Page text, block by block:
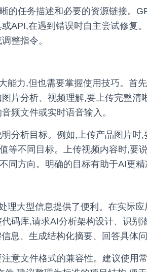
的任务描述和必要的资源链接。
API,在遇到错误时自主尝试修复
整指令。
能力,但也需要掌握使用技巧。首
片分析、视频理解,要上传完整清
频文件或实时语音输入。
分析目标。例如,上传产品图片时
等不同目标。上传视频内容时,要
同方向。明确的目标有助于AI更精
理大型信息提供了便利。在实际
码库,请求AI分析架构设计、识别
息、生成结构化摘要、回答具体问
意文件格式的兼容性。建议使用